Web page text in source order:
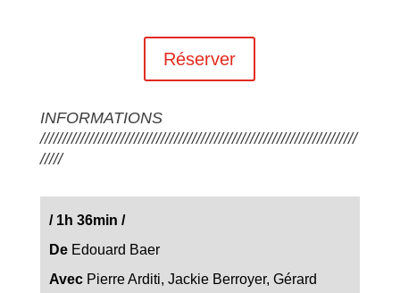
Réserver
INFORMATIONS
///////////////////////////////////////////////////////////////////////
/////
/1h 36min /
DeEdouard Baer
AvecPierre Arditi, Jackie Berroyer, Gérard